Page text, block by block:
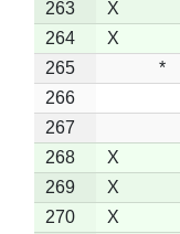
263
X
264
X
265
*
266
267
268
X
269
X
270
X